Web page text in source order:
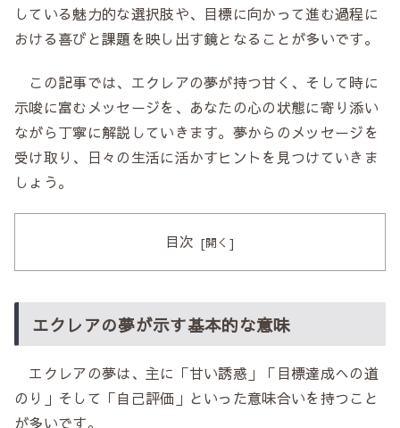
している魅力的な選択肢や、目標に向かって進む過程に
おける喜びと課題を映し出す鏡となることが多いです。
この記事では、エクレアの夢が持つ甘く、そして時に
示唆に富むメッセージを、あなたの心の状態に寄り添い
ながら丁寧に解説していきます。夢からのメッセージを
受け取り、日々の生活に活かすヒントを見つけていきま
しょう。
目次
エクレアの夢が示す基本的な意味
エクレアの夢は、主に「甘い誘惑」「目標達成への道
のり」そして「自己評価」といった意味合いを持つこと
が多いです。